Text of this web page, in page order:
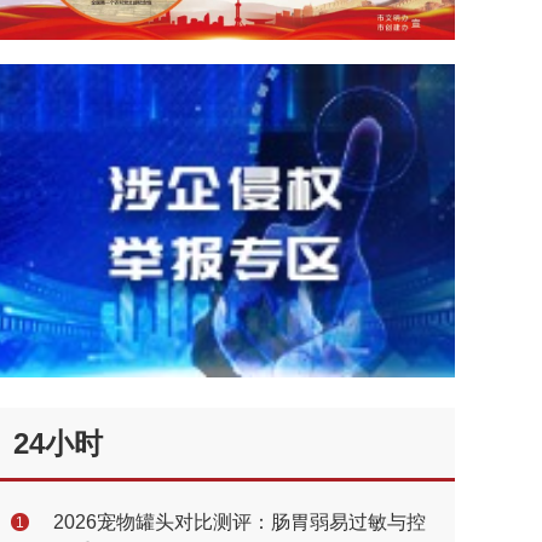
24小时
1
2026宠物罐头对比测评：肠胃弱易过敏与控